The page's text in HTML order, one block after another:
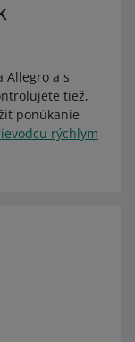
Allegro a s
tiež,
ponúkanie
rýchlym